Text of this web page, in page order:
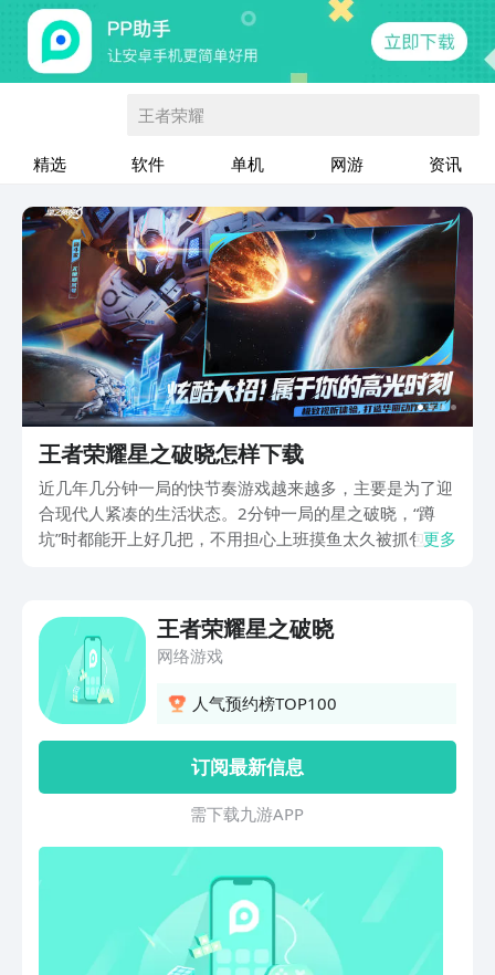
王者荣耀
精选 软件 单机 网游 资讯
王者荣耀星之破晓怎样下载
近几年几分钟一局的快节奏游戏越来越多，主要是为了迎
合现代人紧凑的生活状态。2分钟一局的星之破晓，“蹲
坑”时都能开上好几把，不用担心上班摸鱼太久被抓包。
更多
王者荣耀星之破晓
网络游戏
人气预约榜TOP100
订阅最新信息
需 下 载 九 游 A P P